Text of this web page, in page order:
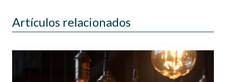
Artículos relacionados